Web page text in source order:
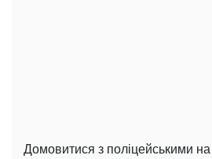
Домовитися з поліцейськими на